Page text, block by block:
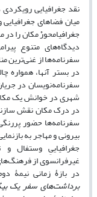
نقد جغرافیایی
میان فضاهای
جغرافیا‌محورْ مکان را
دیدگاه‌های متنوع
سفرنامه‌ها از غنی‌ترین
در بستر آنها، همواره
سفرنامه‌نویسان در
شهری در خوانش یک
در درک مکان نقش
سفرنامه‌ها حضور
بیرونی و مهاجر به
جغرافیاییِ وستفال
غیرفرانسوی از
در بازۀ زمانی نیمۀ
برداشت‌های سفر یک